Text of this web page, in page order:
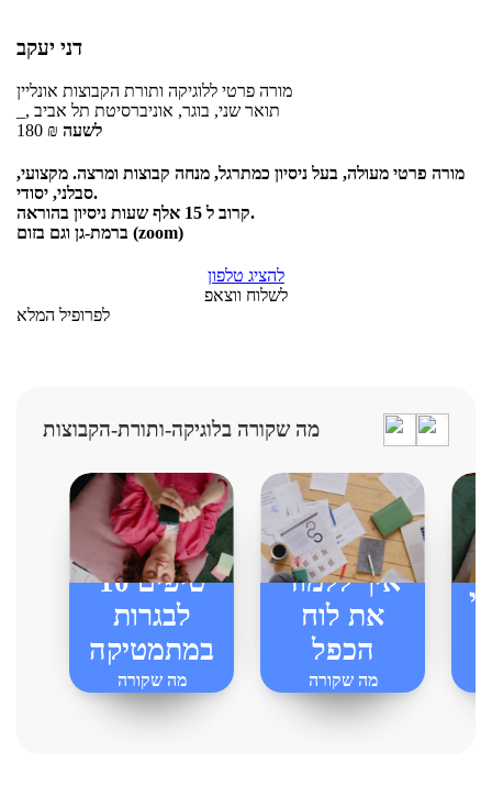
דני יעקב
מורה פרטי ללוגיקה ותורת הקבוצות אונליין
_, תואר שני, בוגר, אוניברסיטת תל אביב
180 ₪ לשעה
מורה פרטי מעולה, בעל ניסיון כמתרגל, מנחה קבוצות ומרצה. מקצועי,
סבלני, יסודי.
קרוב ל 15 אלף שעות ניסיון בהוראה.
ברמת-גן וגם בזום (zoom)
להציג טלפון
לשלוח ווצאפ
לפרופיל המלא
מה שקורה בלוגיקה-ותורת-הקבוצות
10 טיפים
לבגרות
במתמטיקה
מה שקורה
בלוגיקה-ותורת-הקבוצות
איך ללמוד
את לוח
הכפל
מה שקורה
בלוגיקה-ותורת-הקבוצות